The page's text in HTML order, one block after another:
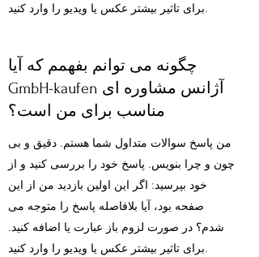
برای تاثیر بیشتر عکس یا ویدیو را وارد کنید.
چگونه می توانم بفهمم که آیا
GmbH-kaufen آژانس مشاوره ای
مناسب برای من است؟
من پاسخ سوالات متداول شما هستم. دقیق و بی
چون و چرا بنویس. پاسخ خود را بررسی کنید و از
خود بپرسید: اگر این اولین بازدید من از این
صفحه بود، آیا بلافاصله پاسخ را متوجه می
شدم؟ در صورت لزوم باز عبارت یا اضافه کنید.
برای تاثیر بیشتر عکس یا ویدیو را وارد کنید.